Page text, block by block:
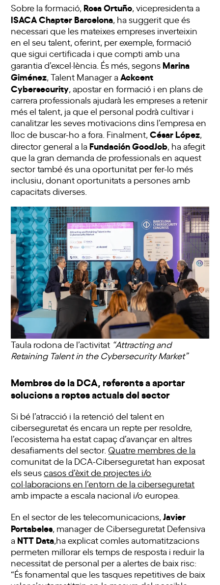
Sobre la formació, Rosa Ortuño , vicepresidenta a
ISACA Chapter Barcelona , ha suggerit que és
necessari que les mateixes empreses inverteixin
en el seu talent, oferint, per exemple, formació
que sigui certificada i que compti amb una
garantia d’excel·lència. És més, segons Marina
Giménez , Talent Manager a Ackcent
Cybersecurity , apostar en formació i en plans de
carrera professionals ajudarà les empreses a retenir
més el talent, ja que el personal podrà cultivar i
canalitzar les seves motivacions dins l’empresa en
lloc de buscar-ho a fora. Finalment,César López
director general a la Fundación GoodJob , ha afegit
que la gran demanda de professionals en aquest
sector també és una oportunitat per fer-lo més
inclusiu, donant oportunitats a persones amb
capacitats diverses.
Taula rodona de l’activitat “Attracting and
Retaining Talent in the Cybersecurity Market”
Membres de la DCA, referents a aportar
solucions a reptes actuals del sector
Si bé l’atracció i la retenció del talent en
ciberseguretat és encara un repte per resoldre,
l’ecosistema ha estat capaç d’avançar en altres
desafiaments del sector.Quatre membres de la
comunitat de la DCA-Ciberseguretat han exposat
els seuscasos d’èxit de projectes i/o
col·laboracions en l’entorn de la ciberseguretat
amb impacte a escala nacional i/o europea.
En el sector de les telecomunicacions, Javier
Portabeles , manager de Ciberseguretat Defensiva
a NTT Data ,ha explicat comles automatitzacions
permeten millorar els temps de resposta i reduir la
necessitat de personal per a alertes de baix risc:
“És fonamental que les tasques repetitives de baix